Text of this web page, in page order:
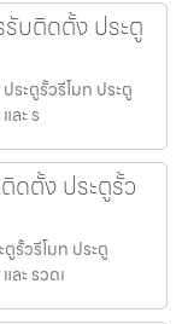
บติดตั้ง ประตู
ระตูรั้วรีโมท ประตู
ละ ร
ดตั้ง ประตูรั้ว
รั้วรีโมท ประตู
ะ รวดเ